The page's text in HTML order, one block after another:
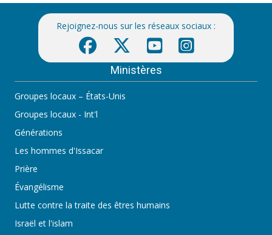
Rejoignez-nous sur les réseaux sociaux :
Ministères
Groupes locaux – États-Unis
Groupes locaux - Int'l
Générations
Les hommes d'Issacar
Prière
Évangélisme
Lutte contre la traite des êtres humains
Israël et l'islam